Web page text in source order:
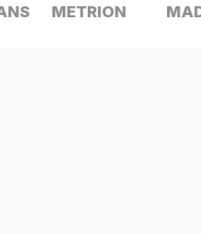
METRION